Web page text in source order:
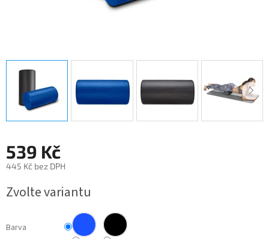
539 Kč
445 Kč bez DPH
cena:
Zvolte variantu
Barva